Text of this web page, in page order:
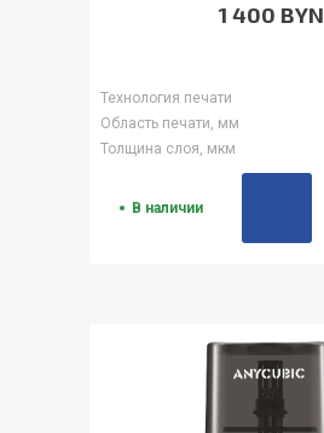
1 400 BYN
Технология печати
Область печати, мм
Толщина слоя, мкм
В наличии